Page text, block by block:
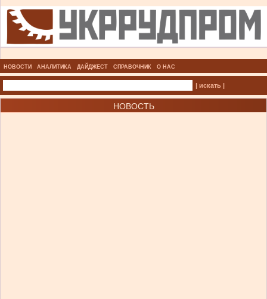
НОВОСТИ АНАЛИТИКА ДАЙДЖЕСТ СПРАВОЧНИК О НАС
| искать |
НОВОСТЬ